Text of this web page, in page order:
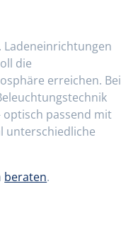
die
erreichen. Bei
optisch passend mit
unterschiedliche
beraten.